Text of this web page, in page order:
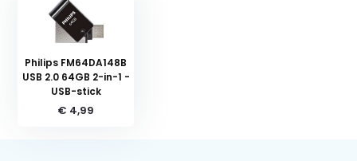
Philips FM64DA148B
USB 2.0 64GB 2-in-1 -
USB-stick
€ 4,99